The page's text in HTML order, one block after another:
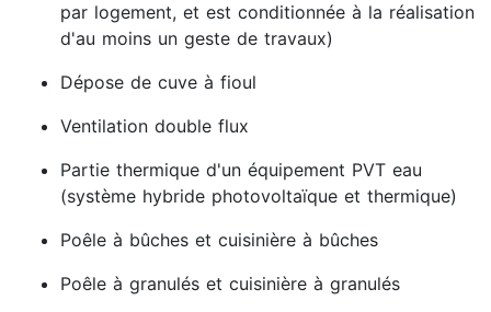
par logement, et est conditionnée à la réalisation
d'au moins un geste de travaux)
Dépose de cuve à fioul
Ventilation double flux
Partie thermique d'un équipement PVT eau
(système hybride photovoltaïque et thermique)
Poêle à bûches et cuisinière à bûches
Poêle à granulés et cuisinière à granulés